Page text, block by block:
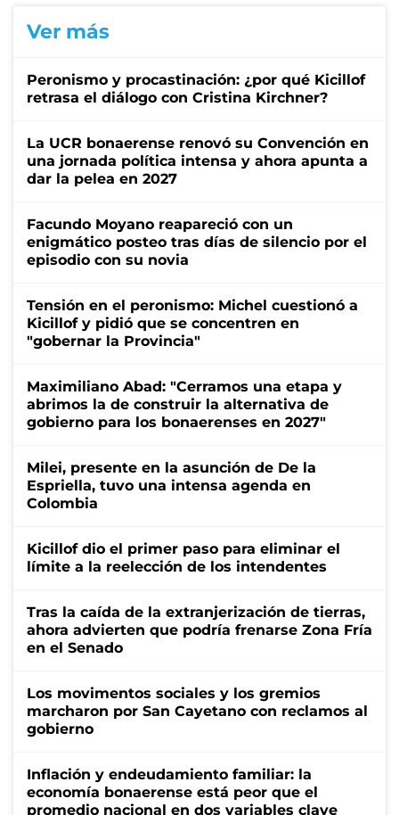
Ver más
Peronismo y procastinación: ¿por qué Kicillof
retrasa el diálogo con Cristina Kirchner?
La UCR bonaerense renovó su Convención en
una jornada política intensa y ahora apunta a
dar la pelea en 2027
Facundo Moyano reapareció con un
enigmático posteo tras días de silencio por el
episodio con su novia
Tensión en el peronismo: Michel cuestionó a
Kicillof y pidió que se concentren en
"gobernar la Provincia"
Maximiliano Abad: "Cerramos una etapa y
abrimos la de construir la alternativa de
gobierno para los bonaerenses en 2027"
Milei, presente en la asunción de De la
Espriella, tuvo una intensa agenda en
Colombia
Kicillof dio el primer paso para eliminar el
límite a la reelección de los intendentes
Tras la caída de la extranjerización de tierras,
ahora advierten que podría frenarse Zona Fría
en el Senado
Los movimentos sociales y los gremios
marcharon por San Cayetano con reclamos al
gobierno
Inflación y endeudamiento familiar: la
economía bonaerense está peor que el
promedio nacional en dos variables clave